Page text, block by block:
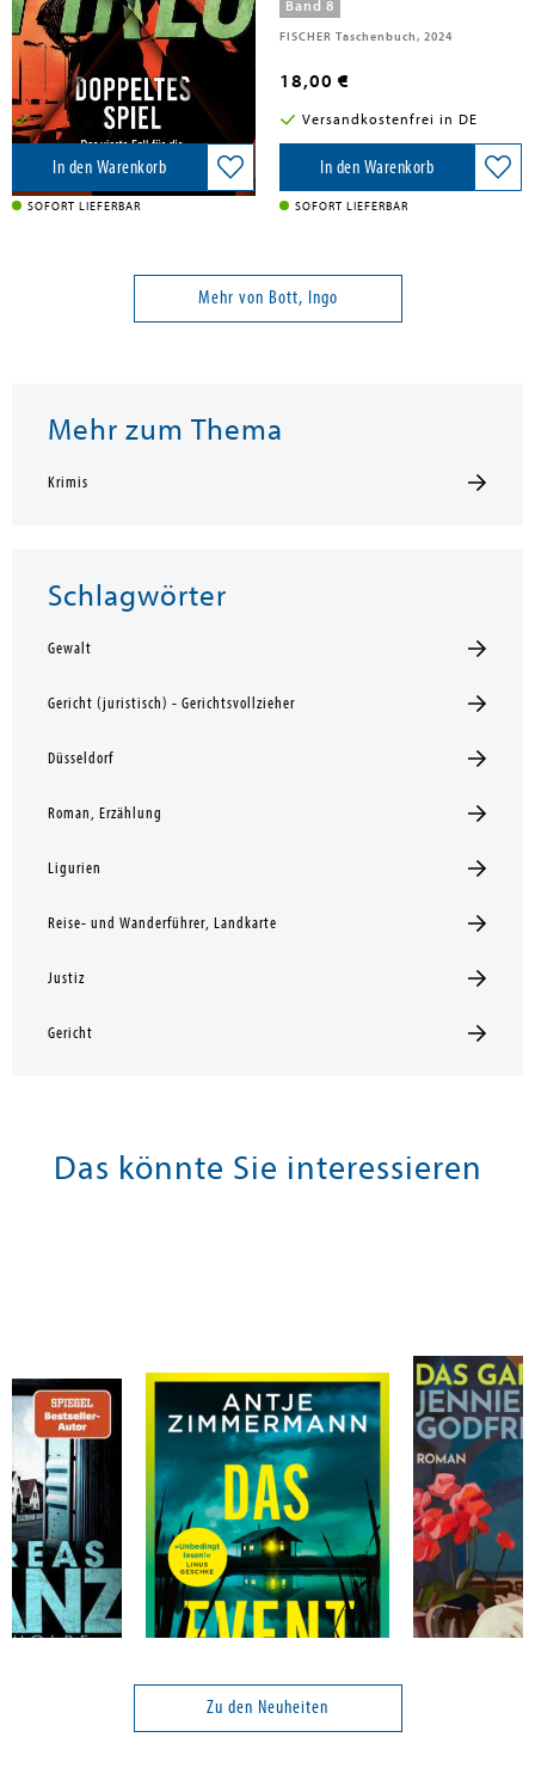
Band 4
FISCHER Scherz, 2025
18,00 €
Versandkostenfrei in DE
In den Warenkorb
SOFORT LIEFERBAR
Band 8
FISCHER Taschenbuch, 2024
18,00 €
Versandkostenfrei in DE
In den Warenkorb
SOFORT LIEFERBAR
Mehr von Bott, Ingo
Mehr zum Thema
Krimis
Schlagwörter
Gewalt
Gericht (juristisch) - Gerichtsvollzieher
Düsseldorf
Roman, Erzählung
Ligurien
Reise- und Wanderführer, Landkarte
Justiz
Gericht
Das könnte Sie interessieren
Das Event
Zu den Neuheiten